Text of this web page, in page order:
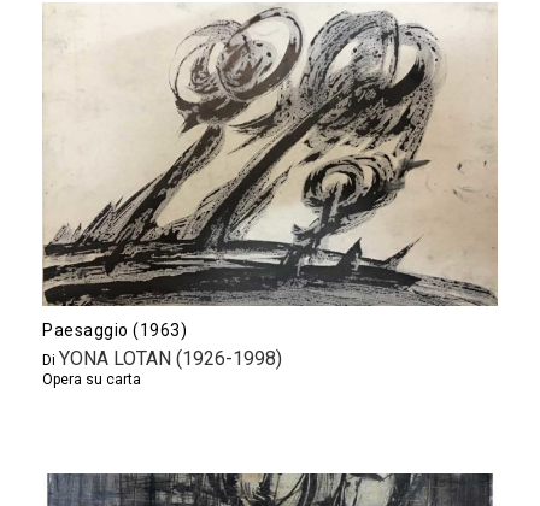
Paesaggio (1963)
Di YONA LOTAN (1926-1998)
Opera su carta